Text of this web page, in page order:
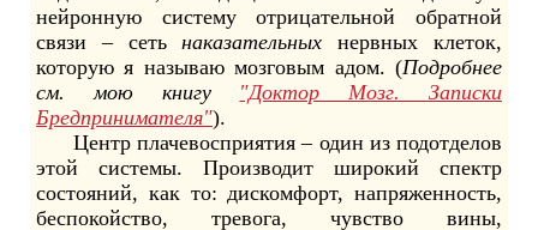
нейронную систему отрицательной обратной
связи – сетьнаказательных нервных клеток,
которую я называю мозговым адом. (Подробнее
см. мою книгу "Доктор Мозг. Записки
Бредпринимателя").
Центр плачевосприятия – один из подотделов
этой системы. Производит широкий спектр
состояний, как то: дискомфорт, напряженность,
беспокойство, тревога, чувство вины,